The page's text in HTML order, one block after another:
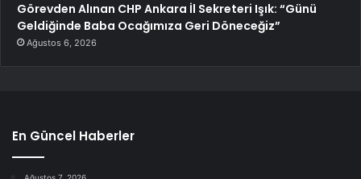
Görevden Alınan CHP Ankara İl Sekreteri Işık: “Günü
Geldiğinde Baba Ocağımıza Geri Döneceğiz”
Ağustos 6, 2026
En Güncel Haberler